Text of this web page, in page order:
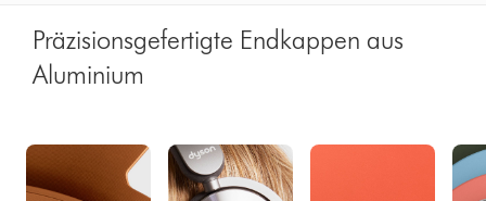
Präzisionsgefertigte Endkappen aus
Aluminium